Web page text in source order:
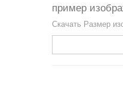
пример
Скачать Размер